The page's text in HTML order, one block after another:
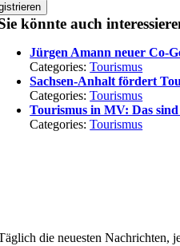
könnte auch
Jürgen Amann neuer Co-
Categories:Tourismus
Sachsen-Anhalt fördert
Categories:Tourismus
Tourismus in MV: Das
Categories:Tourismus
die neuesten Nachrichten,